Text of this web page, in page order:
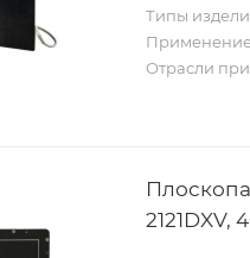
Типы
Отрасли